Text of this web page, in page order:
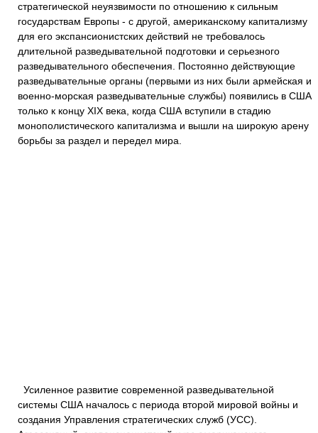
стратегической неуязвимости по отношению к сильным
государствам Европы - с другой, американскому капитализму
для его экспансионистских действий не требовалось
длительной разведывательной подготовки и серьезного
разведывательного обеспечения. Постоянно действующие
разведывательные органы (первыми из них были армейская и
военно-морская разведывательные службы) появились в США
только к концу XIX века, когда США вступили в стадию
монополистического капитализма и вышли на широкую арену
борьбы за раздел и передел мира.
Усиленное развитие современной разведывательной
системы США началось с периода второй мировой войны и
создания Управления стратегических служб (УСС).